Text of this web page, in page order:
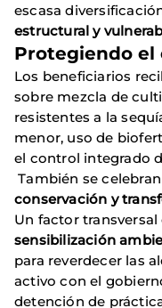
escasa
estructural y
Protegiendo el
Los beneficiarios
sobre mezcla de
resistentes a la
menor, uso de
el control integrado
También se
conservación y
Un factor
sensibilización
para reverdecer las
activo con el
detención de